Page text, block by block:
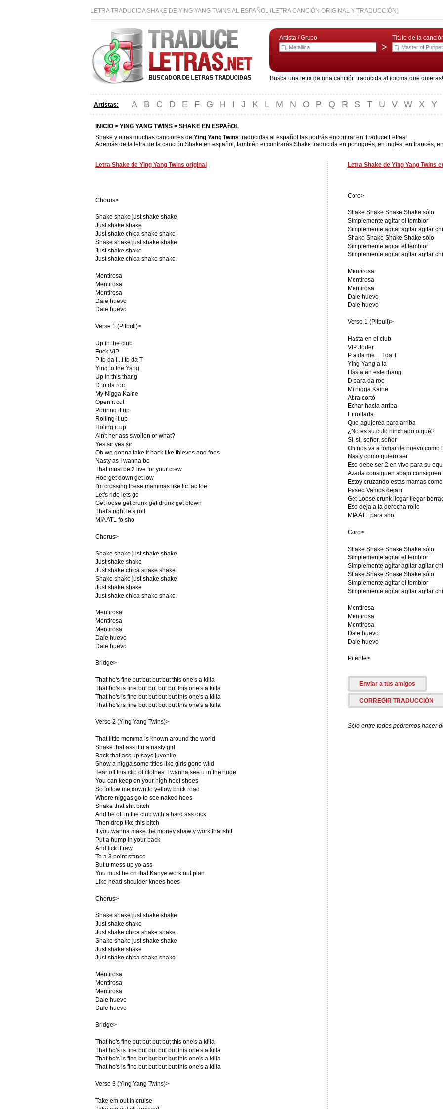
LETRA TRADUCIDA SHAKE DE YING YANG TWINS AL ESPAÑOL (LETRA CANCIÓN ORIGINAL Y TRADUCCIÓN)
Artista / Grupo
>
Título de la
Busca una letra de una canción traducida al idioma que
Artistas: A B C D E F G H I J K L M N O P Q R S T U V W X Y
INICIO > YING YANG TWINS> SHAKE EN ESPAñOL
Shake y otras muchas canciones de Ying Yang Twins traducidas al español las podrás encontrar en Traduce Letras!
Además de la letra de la canción Shake en español, también encontrarás Shake traducida en portugués, en inglés, en francés,
Letra Shake de Ying Yang Twins original
Chorus>
Shake shake just shake shake
Just shake shake
Just shake chica shake shake
Shake shake just shake shake
Just shake shake
Just shake chica shake shake
Mentirosa
Mentirosa
Mentirosa
Dale huevo
Dale huevo
Verse 1 (Pitbull)>
Up in the club
Fuck VIP
P to da I...I to da T
Ying to the Yang
Up in this thang
D to da roc
My Nigga Kaine
Open it cut
Pouring it up
Rolling it up
Holing it up
Ain't her ass swollen or what?
Yes sir yes sir
Oh we gonna take it back like thieves and foes
Nasty as I wanna be
That must be 2 live for your crew
Hoe get down get low
I'm crossing these mammas like tic tac toe
Let's ride lets go
Get loose get crunk get drunk get blown
That's right lets roll
MIA ATL fo sho
Chorus>
Shake shake just shake shake
Just shake shake
Just shake chica shake shake
Shake shake just shake shake
Just shake shake
Just shake chica shake shake
Mentirosa
Mentirosa
Mentirosa
Dale huevo
Dale huevo
Bridge>
That ho's fine but but but but this one's a killa
That ho's is fine but but but but this one's a killa
That ho's is fine but but but but this one's a killa
That ho's is fine but but but but this one's a killa
Verse 2 (Ying Yang Twins)>
That little momma is known around the world
Shake that ass if u a nasty girl
Back that ass up says juvenile
Show a nigga some tities like girls gone wild
Tear off this clip of clothes, I wanna see u in the nude
You can keep on your high heel shoes
So follow me down to yellow brick road
Where niggas go to see naked hoes
Shake that shit bitch
And be off in the club with a hard ass dick
Then drop like this bitch
If you wanna make the money shawty work that shit
Put a hump in your back
And lick it raw
To a 3 point stance
But u mess up yo ass
You must be on that Kanye work out plan
Like head shoulder knees hoes
Chorus>
Shake shake just shake shake
Just shake shake
Just shake chica shake shake
Shake shake just shake shake
Just shake shake
Just shake chica shake shake
Mentirosa
Mentirosa
Mentirosa
Dale huevo
Dale huevo
Bridge>
That ho's fine but but but but this one's a killa
That ho's is fine but but but but this one's a killa
That ho's is fine but but but but this one's a killa
That ho's is fine but but but but this one's a killa
Verse 3 (Ying Yang Twins)>
Take em out in cruise
Letra Shake de Ying Yang Twins
Coro>
Shake Shake Shake Shake sólo
Simplemente agitar el temblor
Simplemente agitar agitar agitar
Shake Shake Shake Shake sólo
Simplemente agitar el temblor
Simplemente agitar agitar agitar
Mentirosa
Mentirosa
Mentirosa
Dale huevo
Dale huevo
Verso 1 (Pitbull)>
Hasta en el club
VIP Joder
P a da me ... I da T
Ying Yang a la
Hasta en este thang
D para da roc
Mi nigga Kaine
Abra cortó
Echar hacia arriba
Enrollarla
Que agujerea para arriba
¿No es su culo hinchado o qué?
Sí, sí, señor, señor
Oh nos va a tomar de nuevo como
Nasty como quiero ser
Eso debe ser 2 en vivo para su
Azada consiguen abajo consiguen
Estoy cruzando estas mamas
Paseo Vamos deja ir
Get Loose crunk llegar llegar
Eso deja a la derecha rollo
MIA ATL para sho
Coro>
Shake Shake Shake Shake sólo
Simplemente agitar el temblor
Simplemente agitar agitar agitar
Shake Shake Shake Shake sólo
Simplemente agitar el temblor
Simplemente agitar agitar agitar
Mentirosa
Mentirosa
Mentirosa
Dale huevo
Dale huevo
Puente>
Enviar a tus amigos
CORREGIR TRADUCCIÓN
Sólo entre todos podremos hacer